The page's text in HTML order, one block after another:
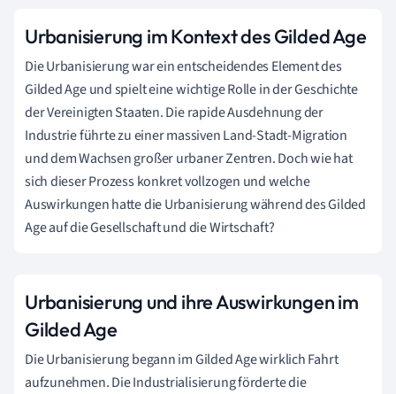
Urbanisierung im Kontext des Gilded Age
Die Urbanisierung war ein entscheidendes Element des
Gilded Age und spielt eine wichtige Rolle in der Geschichte
der Vereinigten Staaten. Die rapide Ausdehnung der
Industrie führte zu einer massiven Land-Stadt-Migration
und dem Wachsen großer urbaner Zentren. Doch wie hat
sich dieser Prozess konkret vollzogen und welche
Auswirkungen hatte die Urbanisierung während des Gilded
Age auf die Gesellschaft und die Wirtschaft?
Urbanisierung und ihre Auswirkungen im
Gilded Age
Die Urbanisierung begann im Gilded Age wirklich Fahrt
aufzunehmen. Die Industrialisierung förderte die